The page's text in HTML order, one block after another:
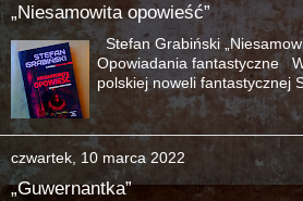
„Niesamowita opowieść”
Stefan Grabiński
Opowiadania fantastyczne
polskiej noweli fantastycznej
czwartek, 10 marca 2022
„Guwernantka”